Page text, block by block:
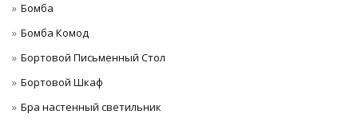
Бомба
Бомба Комод
Бортовой Письменный Стол
Бортовой Шкаф
Бра настенный светильник